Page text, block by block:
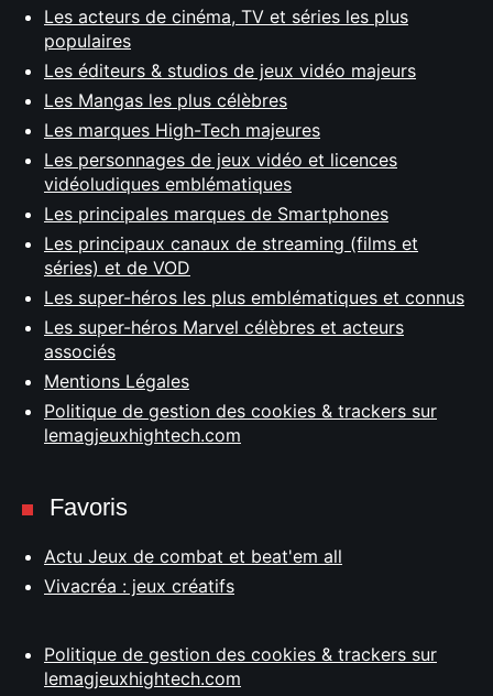
Les acteurs de cinéma, TV et séries les plus
populaires
Les éditeurs & studios de jeux vidéo majeurs
Les Mangas les plus célèbres
Les marques High-Tech majeures
Les personnages de jeux vidéo et licences
vidéoludiques emblématiques
Les principales marques de Smartphones
Les principaux canaux de streaming (films et
séries) et de VOD
Les super-héros les plus emblématiques et connus
Les super-héros Marvel célèbres et acteurs
associés
Mentions Légales
Politique de gestion des cookies & trackers sur
lemagjeuxhightech.com
Favoris
Actu Jeux de combat et beat'em all
Vivacréa : jeux créatifs
Politique de gestion des cookies & trackers sur
lemagjeuxhightech.com